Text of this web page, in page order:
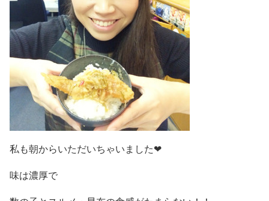
私も朝からいただいちゃいました❤
味は濃厚で